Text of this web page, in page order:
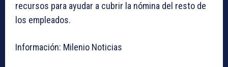
recursos para ayudar a cubrir la nómina del resto de
los empleados.
Información: Milenio Noticias